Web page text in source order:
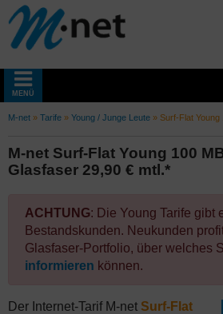
MENÜ
M-net » Tarife » Young / Junge Leute » Surf-Flat Young
M-net Surf-Flat Young 100
Glasfaser 29,90 € mtl.*
ACHTUNG: Die Young Tarife gibt
Bestandskunden. Neukunden
Glasfaser-Portfolio, über welches
informieren können.
Der Internet-Tarif M-net Surf-Flat